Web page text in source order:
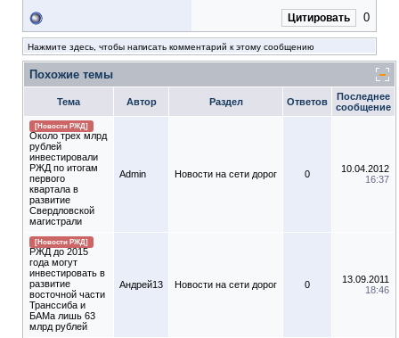
Цитировать 0
Нажмите здесь, чтобы написать комментарий к этому сообщению
Похожие темы
Тема Автор Раздел Ответов
Последнее
сообщение
[Новости РЖД]
Около трех млрд
рублей
инвестировали
РЖД по итогам
первого
квартала в
развитие
Свердловской
магистрали
Admin Новости на сети дорог 0
10.04.2012
16:37
[Новости РЖД]
РЖД до 2015
года могут
инвестировать в
развитие
восточной части
Транссиба и
БАМа лишь 63
млрд рублей
Андрей13 Новости на сети дорог 0
13.09.2011
18:46